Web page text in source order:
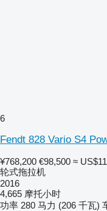
6
Fendt 828 Vario S4
¥768,200 €98,500 ≈
轮式拖拉机
2016
4,665 摩托小时
功率 280 马力 (206 千瓦)